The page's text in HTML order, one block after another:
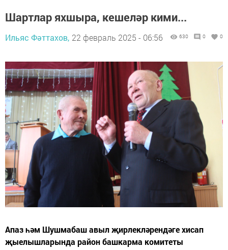
Шартлар яхшыра, кешеләр кими...
Ильяс Фәттахов, 22 февраль 2025 - 06:56 630 0 0
Апаз һәм Шушмабаш авыл җирлекләрендәге хисап
җыелышларында район башкарма комитеты